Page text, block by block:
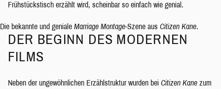
Frühstückstisch erzählt wird, scheinbar so einfach wie genial.
Die bekannte und geniale Marriage Montage-Szene aus Citizen Kane.
DER BEGINN DES MODERNEN
FILMS
Neben der ungewöhnlichen Erzählstruktur wurden bei Citizen Kane zum